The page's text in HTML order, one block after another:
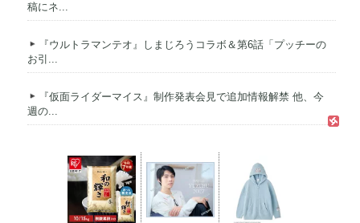
稿にネ...
『ウルトラマンテオ』しまじろうコラボ＆第6話「プッチーの
お引...
『仮面ライダーマイス』制作発表会見で追加情報解禁 他、今
週の...